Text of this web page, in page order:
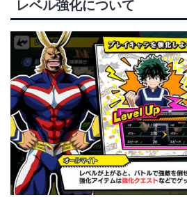
レベル強化について